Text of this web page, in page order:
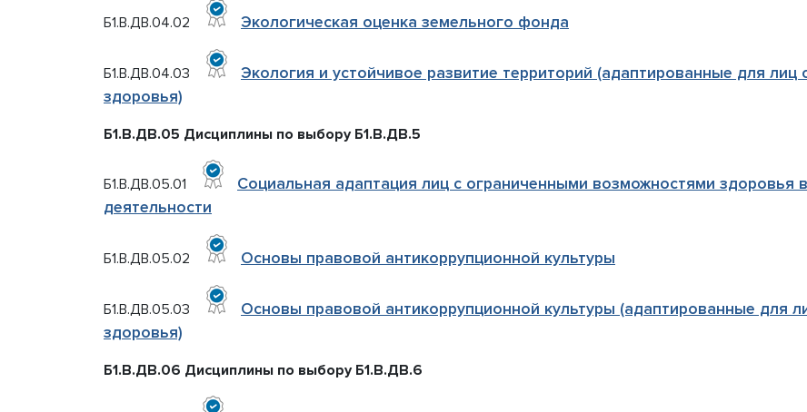
Б1.В.ДВ.04.02 Экологическая оценка земельного фонда
Б1.В.ДВ.04.03
Экология и устойчивое развитие территорий (адаптированные для
здоровья)
Б1.В.ДВ.05 Дисциплины по выбору Б1.В.ДВ.5
Б1.В.ДВ.05.01
Социальная адаптация лиц с ограниченными возможностями здоровья
деятельности
Б1.В.ДВ.05.02 Основы правовой антикоррупционной культуры
Б1.В.ДВ.05.03
Основы правовой антикоррупционной культуры (адаптированные для
здоровья)
Б1.В.ДВ.06 Дисциплины по выбору Б1.В.ДВ.6